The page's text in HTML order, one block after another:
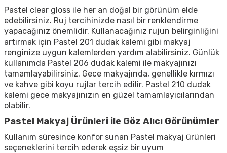
Pastel clear gloss ile her an doğal bir görünüm elde
edebilirsiniz. Ruj tercihinizde nasıl bir renklendirme
yapacağınız önemlidir. Kullanacağınız rujun belirginliğini
artırmak için Pastel 201 dudak kalemi gibi makyaj
renginize uygun kalemlerden yardım alabilirsiniz. Günlük
kullanımda Pastel 206 dudak kalemi ile makyajınızı
tamamlayabilirsiniz. Gece makyajında, genellikle kırmızı
ve kahve gibi koyu rujlar tercih edilir. Pastel 210 dudak
kalemi gece makyajınızın en güzel tamamlayıcılarından
olabilir.
Pastel Makyaj Ürünleri ile Göz Alıcı Görünümler
Kullanım süresince konfor sunan Pastel makyaj ürünleri
seçeneklerini tercih ederek eşsiz bir uyum